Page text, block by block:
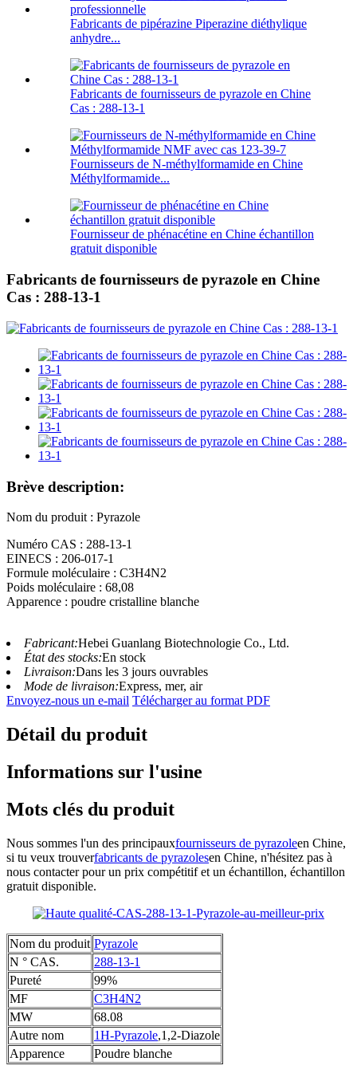
Fabricants de pipérazine Piperazine diéthylique
anhydre...
Fabricants de fournisseurs de pyrazole en Chine
Cas : 288-13-1
Fournisseurs de N-méthylformamide en Chine
Méthylformamide...
Fournisseur de phénacétine en Chine échantillon
gratuit disponible
Fabricants de fournisseurs de pyrazole en Chine
Cas : 288-13-1
Brève description:
Nom du produit : Pyrazole
Numéro CAS : 288-13-1
EINECS : 206-017-1
Formule moléculaire : C3H4N2
Poids moléculaire : 68,08
Apparence : poudre cristalline blanche
Fabricant:Hebei Guanlang Biotechnologie Co., Ltd.
État des stocks:En stock
Livraison:Dans les 3 jours ouvrables
Mode de livraison:Express, mer, air
Envoyez-nous un e-mail Télécharger au format PDF
Détail du produit
Informations sur l'usine
Mots clés du produit
Nous sommes l'un des principauxfournisseurs de pyrazoleen Chine,
si tu veux trouverfabricants de pyrazolesen Chine, n'hésitez pas à
nous contacter pour un prix compétitif et un échantillon, échantillon
gratuit disponible.
Nom du produit Pyrazole
N ° CAS.
288-13-1
Pureté
99%
MF
C3H4N2
MW
68.08
Autre nom
1H-Pyrazole,1,2-Diazole
Apparence
Poudre blanche